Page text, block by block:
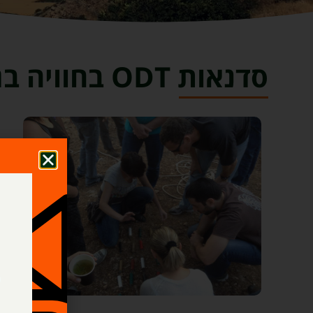
סדנאות ODT בחוויה בגלבוע